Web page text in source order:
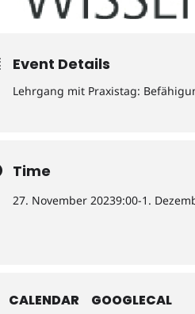
Event Details
Lehrgang mit Praxistag:
Time
27. November 20239:00-1.
CALENDAR GOOGLECAL